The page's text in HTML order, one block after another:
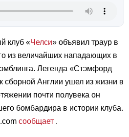
клуб «Челси» объявил траур в
из величайших нападающих в
Легенда «Стэмфорд
Англии ушел из жизни в
почти полувека он
бомбардира в истории клуба.
сообщает .